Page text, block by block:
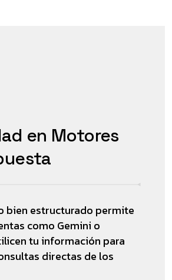
en Motores
bien estructurado permite
como Gemini o
tu información para
directas de los